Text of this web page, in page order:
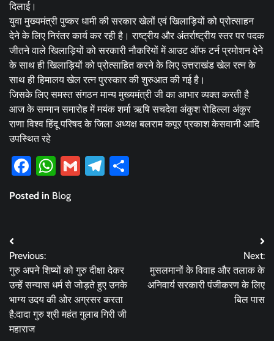
दिलाई।
युवा मुख्यमंत्री पुष्कर धामी की सरकार खेलों एवं खिलाड़ियों को प्रोत्साहन
देने के लिए निरंतर कार्य कर रही है। राष्ट्रीय और अंतर्राष्ट्रीय स्तर पर पदक
जीतने वाले खिलाड़ियों को सरकारी नौकरियों में आउट ऑफ टर्न प्रमोशन देने
के साथ ही खिलाड़ियों को प्रोत्साहित करने के लिए उत्तराखंड खेल रत्न के
साथ ही हिमालय खेल रत्न पुरस्कार की शुरुआत की गई है।
जिसके लिए समस्त संगठन मान्य मुख्यमंत्री जी का आभार व्यक्त करती है
आज के सम्मान समारोह में मयंक शर्मा ऋषि सचदेवा अंकुश रोहिल्ला अंकुर
राणा विश्व हिंदू परिषद के जिला अध्यक्ष बलराम कपूर प्रकाश केसवानी आदि
उपस्थित रहे
Facebook
WhatsApp
GmailTelegram
Posted in Blog
Post
navigation
Previous:
गुरु अपने शिष्यों को गुरु दीक्षा देकर
उन्हें सन्यास धर्म से जोड़ते हुए उनके
भाग्य उदय की ओर अग्रसर करता
है:दादा गुरु श्री महंत गुलाब गिरी जी
महाराज
Next:
मुसलमानों के विवाह और तलाक के
अनिवार्य सरकारी पंजीकरण के लिए
बिल पास